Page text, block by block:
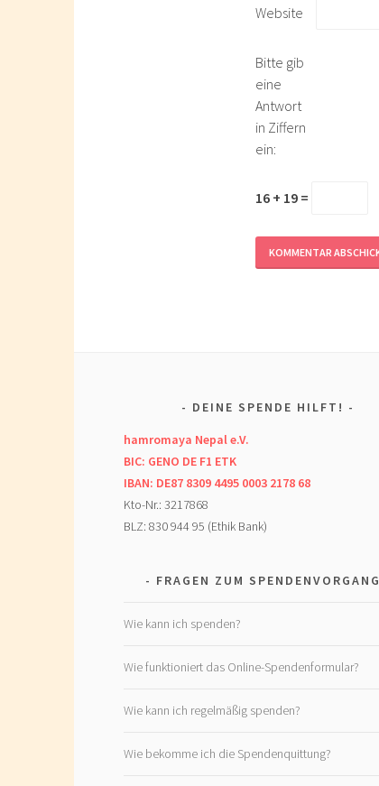
Website
Bitte gib
eine
Antwort
in Ziffern
ein:
16 + 19 =
DEINE SPENDE HILFT!
hamromaya Nepal e.V.
BIC: GENO DE F1 ETK
IBAN: DE87 8309 4495 0003 2178 68
Kto-Nr.: 3217868
BLZ: 830 944 95 (Ethik Bank)
FRAGEN ZUM SPENDENVORGANG
Wie kann ich spenden?
Wie funktioniert das Online-Spendenformular?
Wie kann ich regelmäßig spenden?
Wie bekomme ich die Spendenquittung?